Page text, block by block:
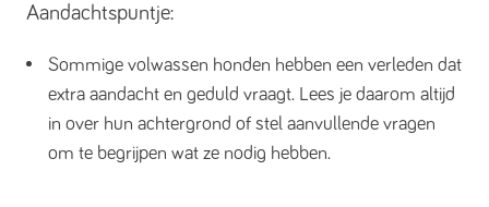
Aandachtspuntje:
Sommige volwassen honden hebben een verleden dat
extra aandacht en geduld vraagt. Lees je daarom altijd
in over hun achtergrond of stel aanvullende vragen
om te begrijpen wat ze nodig hebben.